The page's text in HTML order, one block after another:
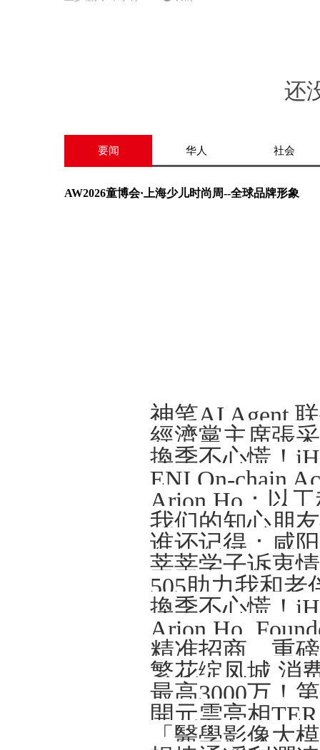
还
要闻 华人 社会
AW2026童博会·上海少儿时尚周--全球品牌形象
Arion Ho：以
我们的知心朋
谁还记得：咸
莘莘学子诉衷情
505助力我和老
精准招商、重
繁花绽凤城 消
開元雲亮相